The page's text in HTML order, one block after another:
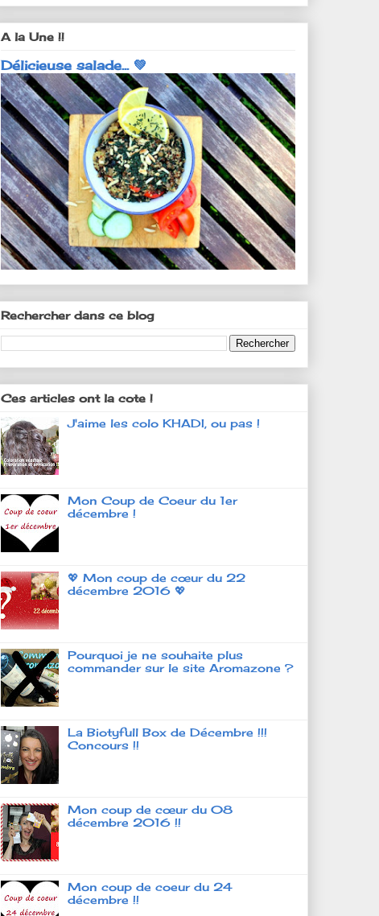
A la Une !!
Délicieuse salade... 💚
Rechercher dans ce blog
Ces articles ont la cote !
J'aime les colo KHADI, ou pas !
Mon Coup de Coeur du 1er
décembre !
💖 Mon coup de cœur du 22
décembre 2016 💖
Pourquoi je ne souhaite plus
commander sur le site Aromazone ?
La Biotyfull Box de Décembre !!!
Concours !!
Mon coup de cœur du 08
décembre 2016 !!
Mon coup de coeur du 24
décembre !!